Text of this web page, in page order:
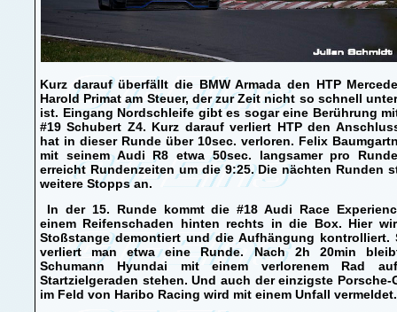
Kurz darauf überfällt die BMW Armada den HTP
Harold Primat am Steuer, der zur Zeit nicht so schnell
ist. Eingang Nordschleife gibt es sogar eine Berührung
#19 Schubert Z4. Kurz darauf verliert HTP den
hat in dieser Runde über 10sec. verloren. Felix
mit seinem Audi R8 etwa 50sec. langsamer pro
erreicht Rundenzeiten um die 9:25. Die nächten Runden
weitere Stopps an.
In der 15. Runde kommt die #18 Audi Race
einem Reifenschaden hinten rechts in die Box. Hier
Stoßstange demontiert und die Aufhängung kontrolliert.
verliert man etwa eine Runde. Nach 2h 20min
Schumann Hyundai mit einem verlorenem Rad
Startzielgeraden stehen. Und auch der einzigste Porsche-
im Feld von Haribo Racing wird mit einem Unfall vermeldet.